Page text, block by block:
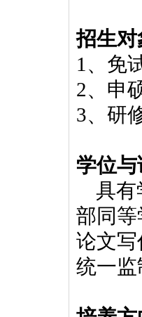
招生对
1 、免
2、申
3、研
学位
具有
部同
论文
统一